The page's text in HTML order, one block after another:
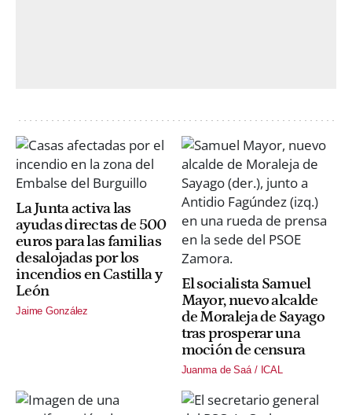
La Junta activa las
ayudas directas de 500
euros para las familias
desalojadas por los
incendios en Castilla y
León
Jaime González
El socialista Samuel
Mayor, nuevo alcalde
de Moraleja de Sayago
tras prosperar una
moción de censura
Juanma de Saá / ICAL